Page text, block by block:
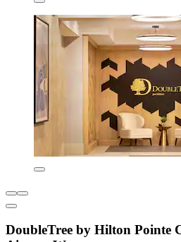
DoubleTree by Hilton Pointe